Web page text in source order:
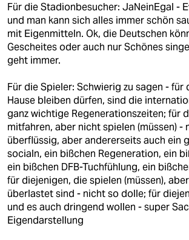
Für die Stadionbesucher: JaNeinEgal -
und man kann sich alles immer schön
mit Eigenmitteln. Ok, die Deutschen
Gescheites oder auch nur Schönes
geht immer.
Für die Spieler: Schwierig zu sagen - für
Hause bleiben dürfen, sind die
ganz wichtige Regenerationszeiten; für
mitfahren, aber nicht spielen (müssen) -
überflüssig, aber andererseits auch ein
socialn, ein bißchen Regeneration, ein
ein bißchen DFB-Tuchfühlung, ein
für diejenigen, die spielen (müssen),
überlastet sind - nicht so dolle; für
und es auch dringend wollen - super
Eigendarstellung